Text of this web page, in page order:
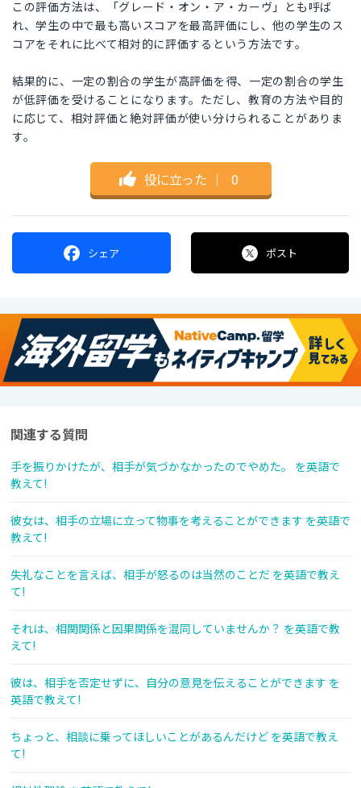
この評価方法は、「グレード・オン・ア・カーヴ」とも呼ば
れ、学生の中で最も高いスコアを最高評価にし、他の学生のス
コアをそれに比べて相対的に評価するという方法です。
結果的に、一定の割合の学生が高評価を得、一定の割合の学生
が低評価を受けることになります。ただし、教育の方法や目的
に応じて、相対評価と絶対評価が使い分けられることがありま
す。
役に立った ｜ 0
シェア ポスト
関連する質問
手を振りかけたが、相手が気づかなかったのでやめた。 を英語で
教えて!
彼女は、相手の立場に立って物事を考えることができます を英語で
教えて!
失礼なことを言えば、相手が怒るのは当然のことだ を英語で教え
て!
それは、相関関係と因果関係を混同していませんか？ を英語で教
えて!
彼は、相手を否定せずに、自分の意見を伝えることができます を
英語で教えて!
ちょっと、相談に乗ってほしいことがあるんだけど を英語で教え
て!